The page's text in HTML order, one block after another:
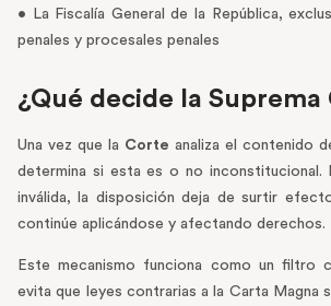
• La Fiscalía General de la República,
penales y procesales penales
¿Qué decide la Suprema
Una vez que la Corte analiza el contenido
determina si esta es o no inconstitucional.
inválida, la disposición deja de surtir
continúe aplicándose y afectando derechos.
Este mecanismo funciona como un filtro
evita que leyes contrarias a la Carta Magna